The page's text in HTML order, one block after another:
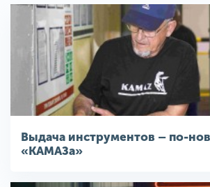
Выдача инструментов – по-
«КАМАЗа»